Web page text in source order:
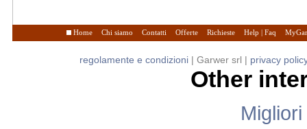
Home Chi siamo Contatti Offerte Richieste Help | Faq
regolamente e condizioni | Garwer srl | privacy
Other